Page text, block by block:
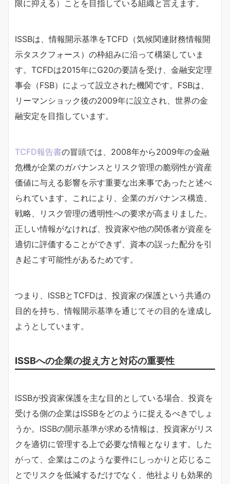
限に抑える）ことを目指している組織と言えます。
ISSBは、情報開示基準をTCFD（気候関連財務情報開
示タスクフォース）の枠組みに沿って構築していま
す。TCFDは2015年にG20の要請を受け、金融安定理
事会（FSB）によって設立された機関です。FSBは、
リーマンショック後の2009年に設立され、世界の金
融安定を目指しています。
TCFD報告書の冒頭では、2008年から2009年の金融
危機が企業のガバナンスとリスク管理の脆弱性が資産
価値に与える影響を示す重要な出来事であったと述べ
られています。これにより、企業のガバナンス構造、
戦略、リスク管理の透明性への要求が高まりました。
正しい情報がなければ、投資家や他の関係者が資産を
適切に評価することができず、資本の誤った配分を引
き起こす可能性があるためです。
つまり、ISSBとTCFDは、投資家の保護という共通の
目的を持ち、情報開示基準を通じてその目的を達成し
ようとしています。
ISSBへの企業の捉え方と対応の重要性
ISSBが投資家保護を主な目的としている場合、投資を
受ける側の企業はISSBをどのように捉えるべきでしょ
うか。ISSBの開示基準が求める情報は、投資家がリス
クを適切に管理する上で必要な情報となります。した
がって、企業はこのような要件にしっかりと応じるこ
とでリスクを低減するだけでなく、他社よりも効果的